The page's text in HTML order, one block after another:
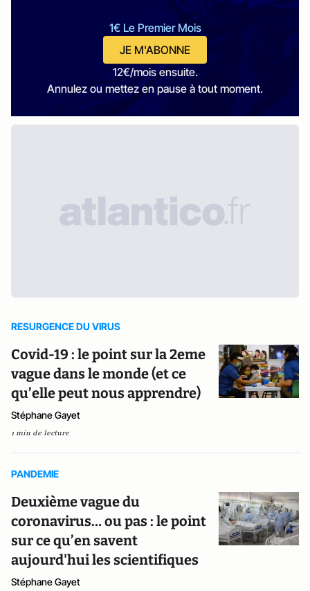
1€ Le Premier Mois
JE M'ABONNE
12€/mois ensuite.
Annulez ou mettez en pause à tout moment.
RESURGENCE DU VIRUS
Covid-19 : le point sur la 2eme
vague dans le monde (et ce
qu’elle peut nous apprendre)
Stéphane Gayet
1 min de lecture
PANDEMIE
Deuxième vague du
coronavirus… ou pas : le point
sur ce qu’en savent
aujourd'hui les scientifiques
Stéphane Gayet